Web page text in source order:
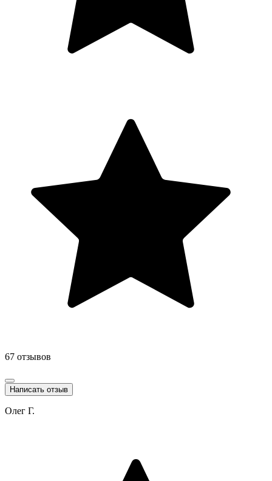
67 отзывов
Написать отзыв
Олег Г.